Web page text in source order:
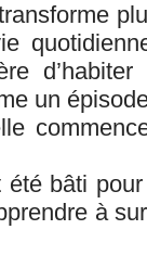
un
bâti
à